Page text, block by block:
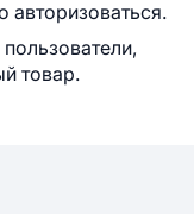
авторизоваться.
товар.